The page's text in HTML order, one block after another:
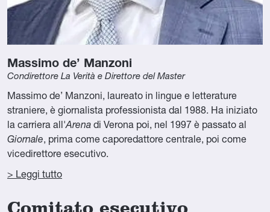
Massimo de’ Manzoni
Condirettore La Verità e Direttore del Master
Massimo de’ Manzoni, laureato in lingue e letterature
straniere, è giornalista professionista dal 1988. Ha iniziato
la carriera all'Arena di Verona poi, nel 1997 è passato al
Giornale, prima come caporedattore centrale, poi come
vicedirettore esecutivo.
> Leggi tutto
Comitato esecutivo